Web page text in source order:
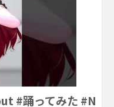
#踊ってみた #N